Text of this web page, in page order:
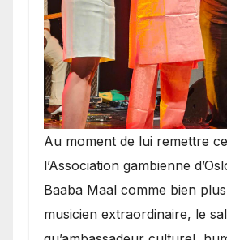
​Au moment de lui remettre
l’Association gambienne
Baaba Maal comme bien plus
musicien extraordinaire, le